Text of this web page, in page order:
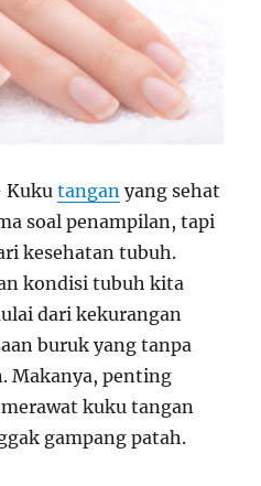
Kukutangan yang sehat
soal penampilan, tapi
kesehatan tubuh.
kondisi tubuh kita
dari kekurangan
buruk yang tanpa
Makanya, penting
kuku tangan
gampang patah.